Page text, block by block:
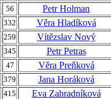
56
Petr Holman
332
Věra Hladíková
259
Vítězslav Nový
345
Petr Petras
47
Věra Preňková
379
Jana Horáková
415
Eva Zahradníková